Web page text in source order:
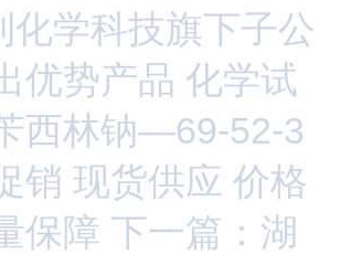
化学科技旗下子公
优势产品 化学试
西林钠—69-52-3
销 现货供应 价格
保障 下一篇：湖